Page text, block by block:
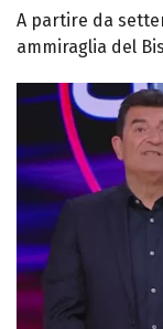
A partire da
ammiraglia del